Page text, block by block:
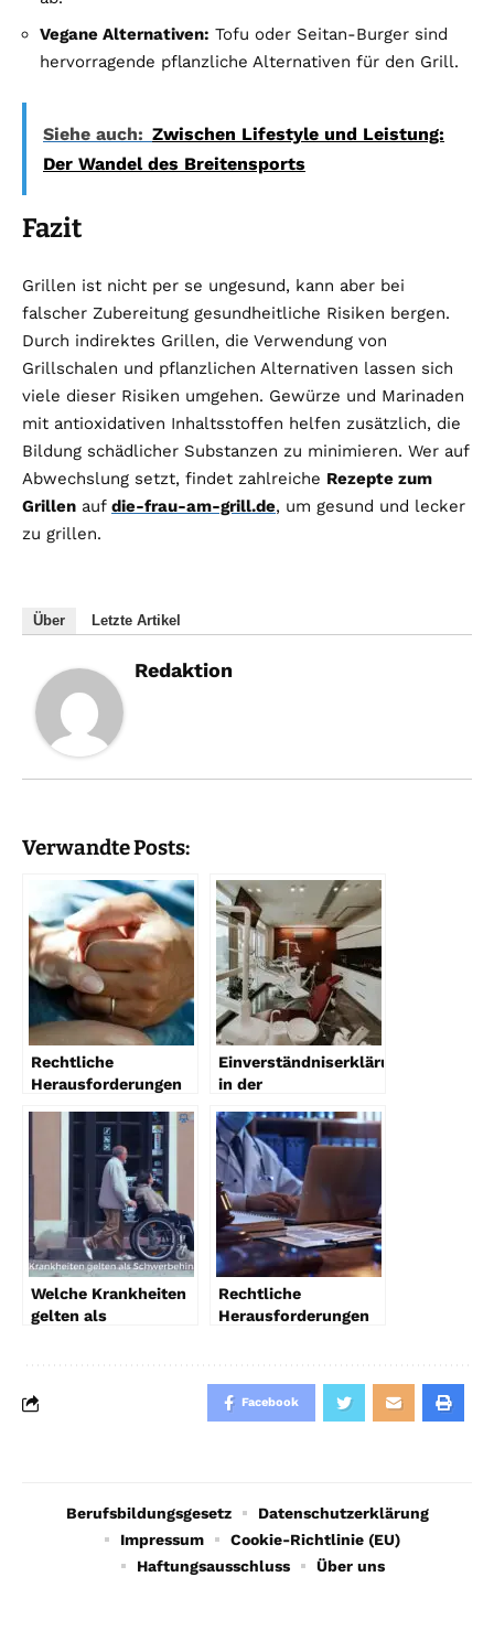
Vegane Alternativen: Tofu oder Seitan-Burger sind
hervorragende pflanzliche Alternativen für den Grill.
Siehe auch: Zwischen Lifestyle und Leistung:
Der Wandel des Breitensports
Fazit
Grillen ist nicht per se ungesund, kann aber bei
falscher Zubereitung gesundheitliche Risiken bergen.
Durch indirektes Grillen, die Verwendung von
Grillschalen und pflanzlichen Alternativen lassen sich
viele dieser Risiken umgehen. Gewürze und Marinaden
mit antioxidativen Inhaltsstoffen helfen zusätzlich, die
Bildung schädlicher Substanzen zu minimieren. Wer auf
Abwechslung setzt, findet zahlreiche Rezepte zum
Grillen auf die-frau-am-grill.de, um gesund und lecker
zu grillen.
Über Letzte Artikel
Redaktion
Verwandte Posts:
Rechtliche
Herausforderungen
Krebstherapien
Einverständniserklärungen
in der
juristischer
Blickwinkel
Welche Krankheiten
gelten als
Ein umfassender
Rechtliche
Herausforderungen
Wie Sie rechtssicher
online behandeln
Facebook
Berufsbildungsgesetz
Datenschutzerklärung
Impressum
Cookie-Richtlinie (EU)
Haftungsausschluss
Über uns